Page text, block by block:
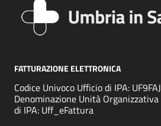
FATTURAZIONE ELETTRONICA
Codice Univoco Ufficio di IPA: UF9FAJ
Denominazione Unità Organizzativa
di IPA: Uff_eFattura